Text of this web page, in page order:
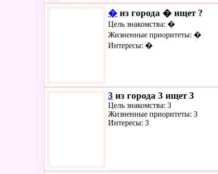
� из города � ищет ?
Цель знакомства: �
Жизненные приоритеты: �
Интересы: �
3 из города 3 ищет 3
Цель знакомства: 3
Жизненные приоритеты: 3
Интересы: 3